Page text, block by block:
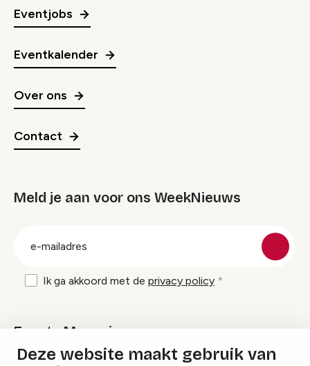
Deze website maakt gebruik van
Eventjobs
Eventkalender
Over ons
Contact
Meld je aan voor ons WeekNieuws
Ik ga akkoord met de privacy policy
Events Magazine